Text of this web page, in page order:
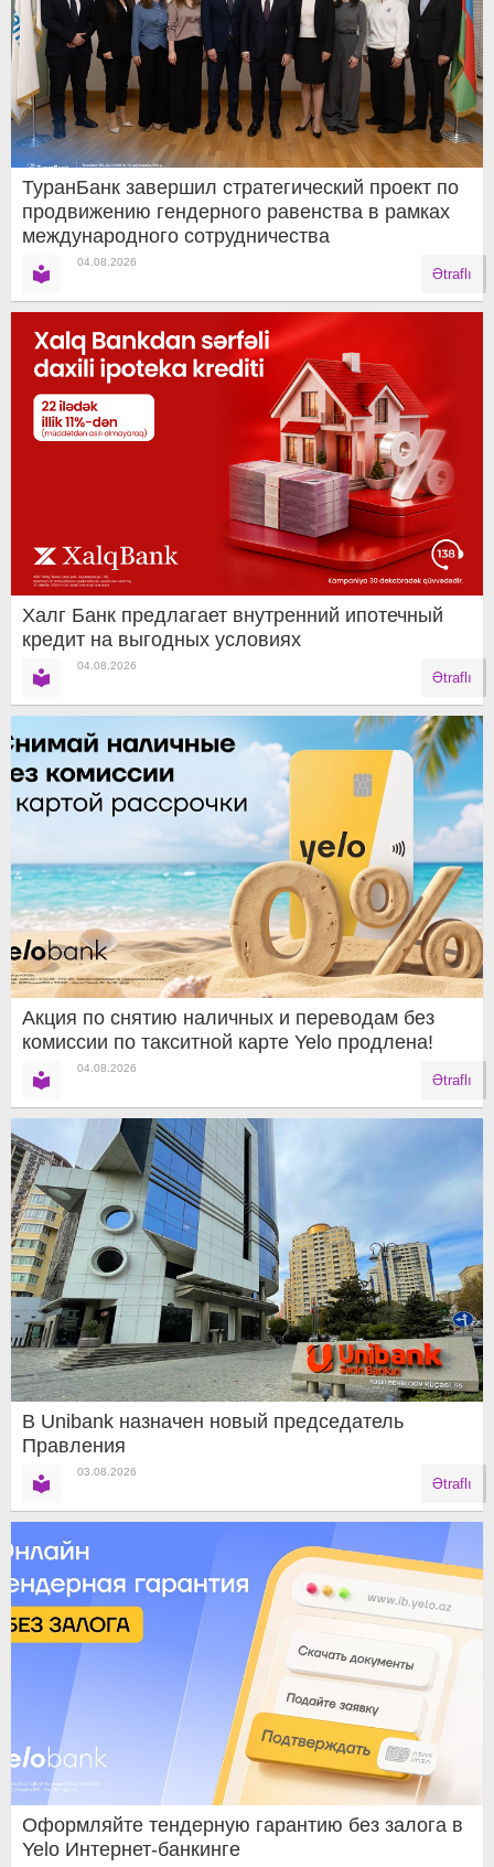
ТуранБанк завершил стратегический проект по
продвижению гендерного равенства в рамках
международного сотрудничества
04.08.2026
Ətraflı
Халг Банк предлагает внутренний ипотечный
кредит на выгодных условиях
04.08.2026
Ətraflı
Акция по снятию наличных и переводам без
комиссии по такситной карте Yelo продлена!
04.08.2026
Ətraflı
В Unibank назначен новый председатель
Правления
03.08.2026
Ətraflı
Оформляйте тендерную гарантию без залога в
Yelo Интернет-банкинге